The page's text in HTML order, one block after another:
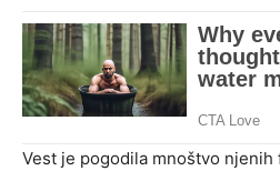
Vest je pogodila mnoštvo njenih